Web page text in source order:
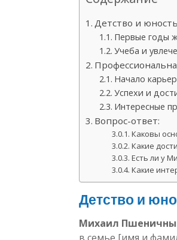
Детство и юность
Первые годы
Учеба и
Начало
Успехи и
Интересные
Вопрос-ответ:
Каковы
Какие
Есть ли у
Какие
Детство и
Михаил